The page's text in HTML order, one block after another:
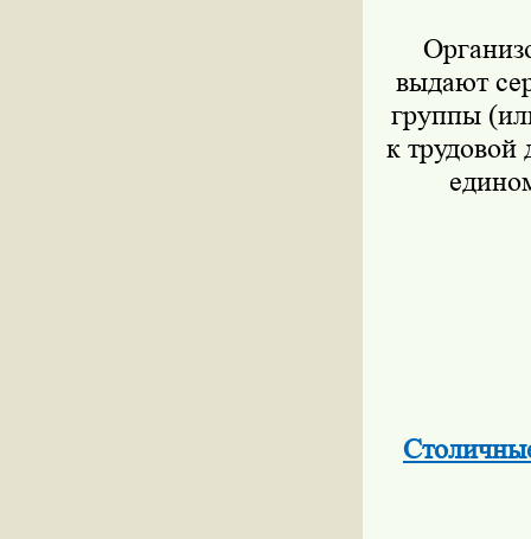
выдают
группы
к трудовой